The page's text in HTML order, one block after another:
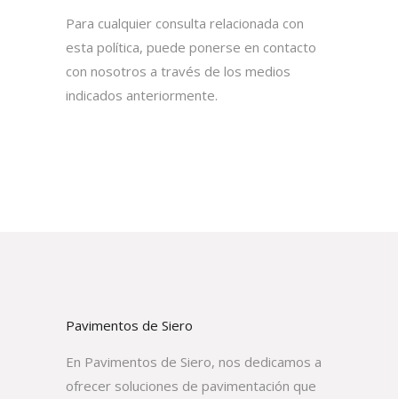
Para cualquier consulta relacionada con
esta política, puede ponerse en contacto
con nosotros a través de los medios
indicados anteriormente.
Pavimentos de Siero
En Pavimentos de Siero, nos dedicamos a
ofrecer soluciones de pavimentación que